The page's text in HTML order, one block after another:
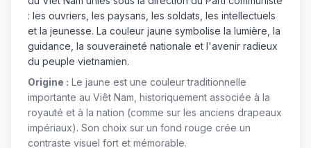
: les ouvriers, les paysans, les soldats, les intellectuels
et la jeunesse. La couleur jaune symbolise la lumière, la
guidance, la souveraineté nationale et l'avenir radieux
du peuple vietnamien.
Origine : Le jaune est une couleur traditionnelle
importante au Viêt Nam, historiquement associée à la
royauté et à la nation (comme sur les anciens drapeaux
impériaux). Son choix sur un fond rouge crée un
contraste visuel fort et mémorable.